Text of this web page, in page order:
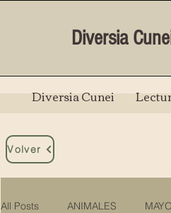
Diversia
Diversia Cunei
Volver
All Posts ANIMALES